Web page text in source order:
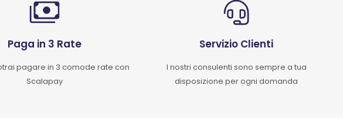
Paga in 3 Rate
pagare in 3 comode rate con
Scalapay
Servizio Clienti
I nostri consulenti sono sempre a tua
disposizione per ogni domanda